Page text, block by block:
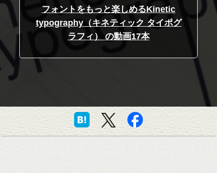
フォントをもっと楽しめるKinetic
typography（キネティック タイポグ
ラフィ） の動画17本